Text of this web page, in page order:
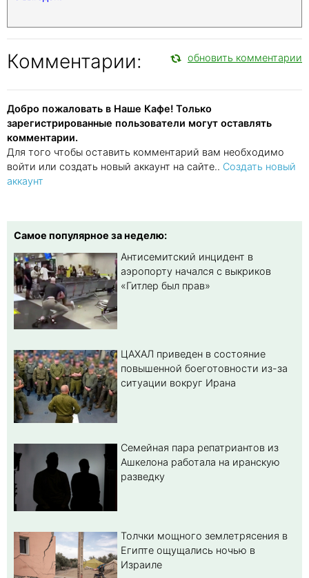
Комментарии: обновить комментарии
Добро пожаловать в Наше Кафе! Только
зарегистрированные пользователи могут оставлять
комментарии.
Для того чтобы оставить комментарий вам необходимо
войти или создать новый аккаунт на сайте.. Создать новый
аккаунт
Самое популярное за неделю:
Антисемитский инцидент в
аэропорту начался с выкриков
«Гитлер был прав»
ЦАХАЛ приведен в состояние
повышенной боеготовности из-за
ситуации вокруг Ирана
Семейная пара репатриантов из
Ашкелона работала на иранскую
разведку
Толчки мощного землетрясения в
Египте ощущались ночью в
Израиле